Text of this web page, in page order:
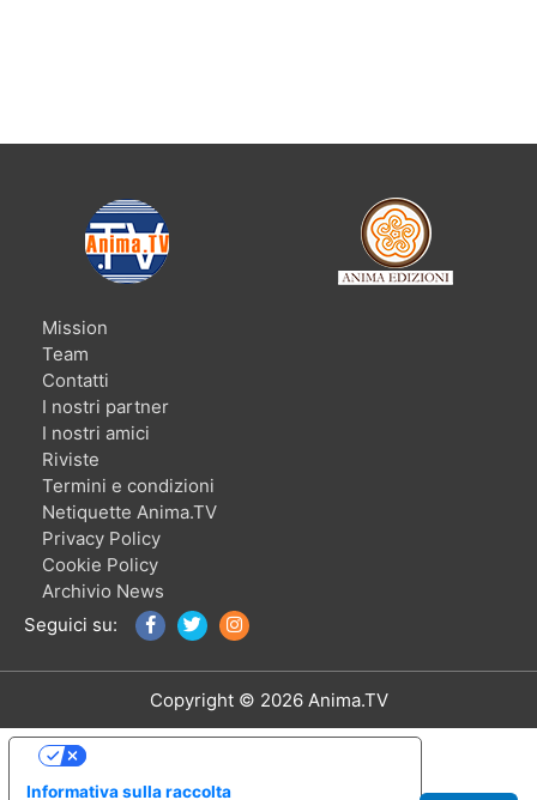
Mission
Team
Contatti
I nostri partner
I nostri amici
Riviste
Termini e condizioni
Netiquette Anima.TV
Privacy Policy
Cookie Policy
Archivio News
Seguici su:
Copyright © 2026 Anima.TV
Informativa sulla raccolta